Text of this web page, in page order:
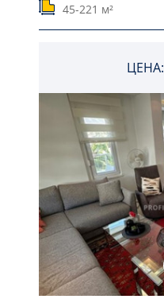
45-221 м²
ЦЕНА: